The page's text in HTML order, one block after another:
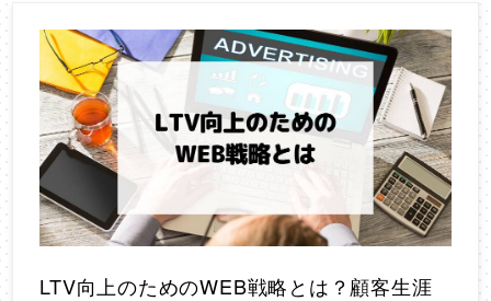
LTV向上のためのWEB戦略とは？顧客生涯